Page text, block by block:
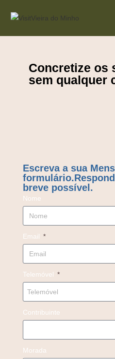
Concretize os
sem qualquer
Escreva a sua
breve possível.
Nome
Email
Telemóvel
Contribuinte
Morada